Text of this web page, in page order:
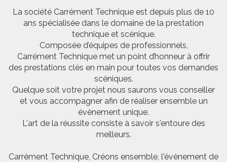
La société Carrément Technique est depuis plus de 10
ans spécialisée dans le domaine de la prestation
technique et scénique.
Composée d’équipes de professionnels,
Carrément Technique met un point d’honneur à offrir
des prestations clés en main pour toutes vos demandes
scéniques.
Quelque soit votre projet nous saurons vous conseiller
et vous accompagner afin de réaliser ensemble un
évènement unique.
L'art de la réussite consiste à savoir s'entoure des
meilleurs.
Carrément Technique, Créons ensemble, l'évènement de